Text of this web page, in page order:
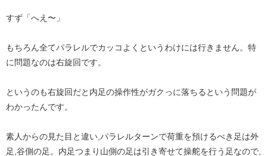
すず「へえ〜」
もちろん全てパラレルでカッコよくというわけには行きません。特
に問題なのは右旋回です。
というのも右旋回だと内足の操作性がガクっに落ちるという問題が
わかったんです。
素人からの見た目と違い,パラレルターンで荷重を預けるべき足は外
足,谷側の足。内足つまり山側の足は引き寄せて操舵を行う足なので,